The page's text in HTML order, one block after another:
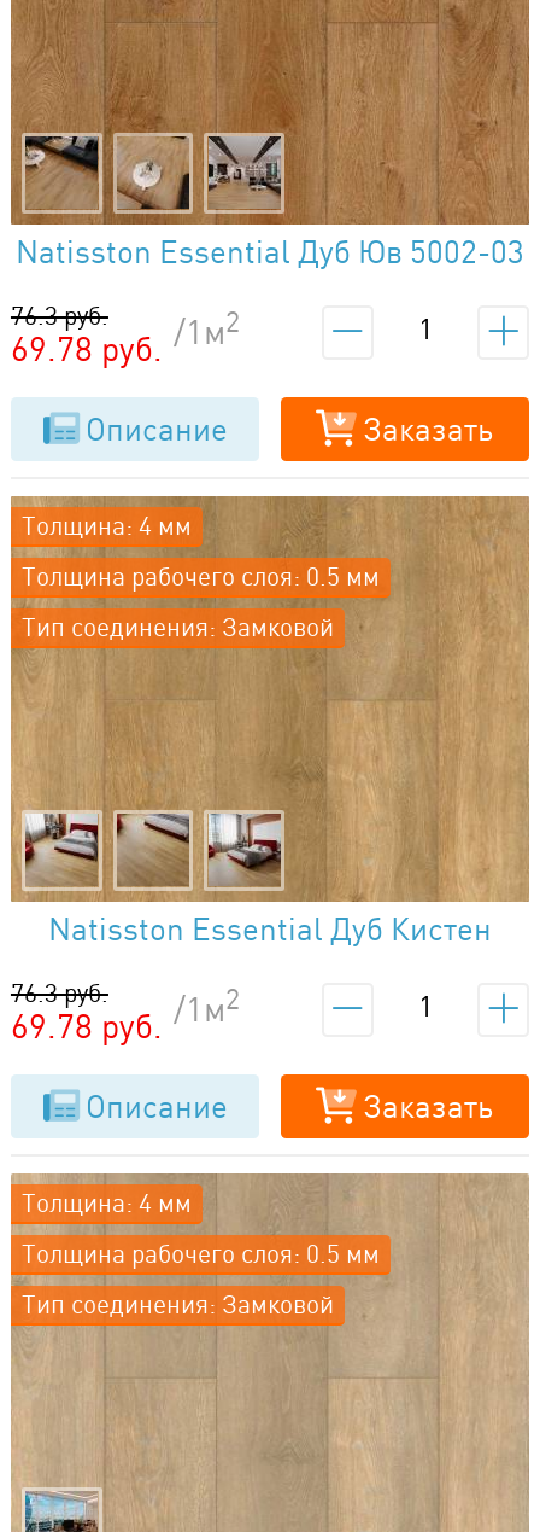
Natisston Essential Дуб Юв 5002-03
69.78 руб.
76.3 руб. /1м2
Описание Заказать
Толщина: 4 мм
Толщина рабочего слоя: 0.5 мм
Тип соединения: Замковой
Natisston Essential Дуб Кистен
5002-05
69.78 руб.
76.3 руб. /1м2
Описание Заказать
Толщина: 4 мм
Толщина рабочего слоя: 0.5 мм
Тип соединения: Замковой